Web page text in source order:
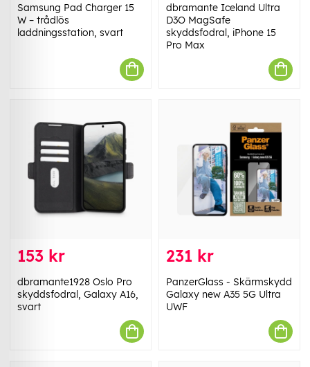
Samsung Pad Charger 15
W – trådlös
laddningsstation, svart
dbramante Iceland Ultra
D3O MagSafe
skyddsfodral, iPhone 15
Pro Max
153 kr
dbramante1928 Oslo Pro
skyddsfodral, Galaxy A16,
svart
231 kr
PanzerGlass - Skärmskydd
Galaxy new A35 5G Ultra
UWF